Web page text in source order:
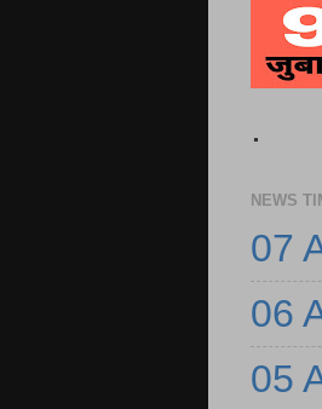
.
NEWS
07
06
05